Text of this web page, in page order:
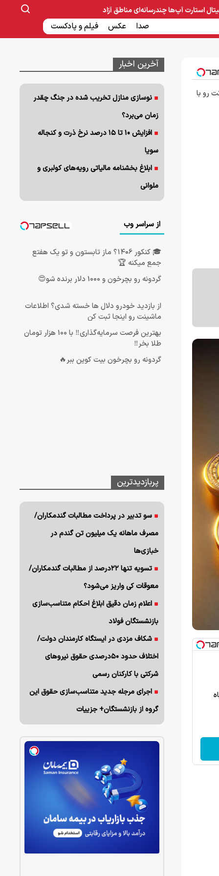
صنایع غذایی و دارویی ساخت و ساز بانک و بیمه
استارت آپ‌هاچندرسانه‌ای
صدا عکس فیلم و پادکست
مناطق آزاد
رو با
آخرین اخبار
نوسازی منازل تخریب شده در جنگ چقدر
زمان می‌برد؟
افزایش ۱۰ تا ۱۵ درصد نرخ ذرت و کنجاله
سویا
ابلاغ بخشنامه مالیاتی رویه‌های کولبری و
ملوانی
از سراسر وب
🎓 کنکور ۱۴۰6؟ ماز تابستون و تو یک هفتع
جمع میکنه 🏆
گردونه رو بچرخون و 1000 دلار برنده شو😍
از بازدید خودرو دلال ها خسته شدی؟ اطلاعات
ماشینت رو اینجا ثبت کن
بهترین فرصت سرمایه‌گذاری‼️ با 100 هزار تومان
طلا بخر‼️
گردونه رو بچرخون بیت کوین ببر🔥
پربازدیدترین
سو تدبیر در پرداخت مطالبات گندمکاران/
مصرف ماهانه یک میلیون تن گندم در
خبازی‌ها
تسویه تنها ۲۲درصد از مطالبات گندمکاران/
معوقات کی واریز می‌شود؟
اعلام زمان دقیق ابلاغ احکام متناسب‌سازی
بازنشستگان فولاد
شکاف مزدی در ایستگاه کارمندان دولت/
اختلاف حدود ۵۰درصدی حقوق نیروهای
شرکتی با کارکنان رسمی
اجرای مرجله جدید متناسب‌سازی حقوق این
گروه از بازنشستگان+ جزییات